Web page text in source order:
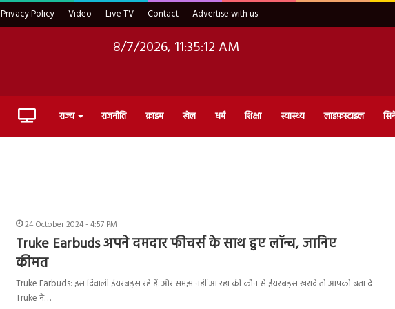
Privacy Policy Video Live TV Contact Advertise with us
8/7/2026, 11:35:13 AM
Live राज्य राजनीति क्राइम खेल धर्म शिक्षा स्वास्थ्य लाइफ़स्टाइल
24 October 2024 - 4:57 PM
Truke Earbuds अपने दमदार फीचर्स के साथ हुए लॉन्च, जानिए
कीमत
Truke Earbuds: इस दिवाली ईयरबड्स रहे हैं. और समझ नहीं आ रहा की कौन से ईयरबड्स खरादे तो आपको बता दे
Truke ने…